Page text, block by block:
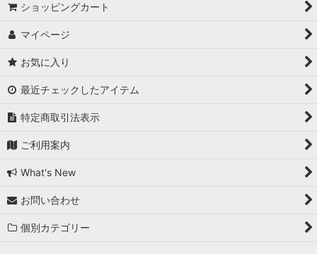
ショッピングカート
マイページ
お気に入り
最近チェックしたアイテム
特定商取引法表示
ご利用案内
What's New
お問い合わせ
個別カテゴリー